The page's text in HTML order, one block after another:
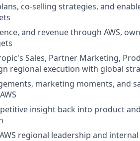
co-selling strategies, and
and revenue through AWS,
Sales, Partner Marketing,
regional execution with global
marketing moments, and
insight back into product
regional leadership and